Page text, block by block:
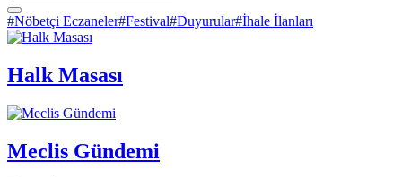
#Nöbetçi Eczaneler#Festival#Duyurular#İhale İlanları
Halk Masası
Meclis Gündemi